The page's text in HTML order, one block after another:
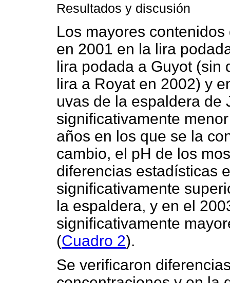
Resultados y discusión
Los mayores
en 2001 en la lira
lira podada a Guyot (sin
lira a Royat en 2002) y
uvas de la espaldera de
significativamente
años en los que se la
cambio, el pH de los
diferencias estadísticas
significativamente
la espaldera, y en el
significativamente
(Cuadro 2).
Se verificaron